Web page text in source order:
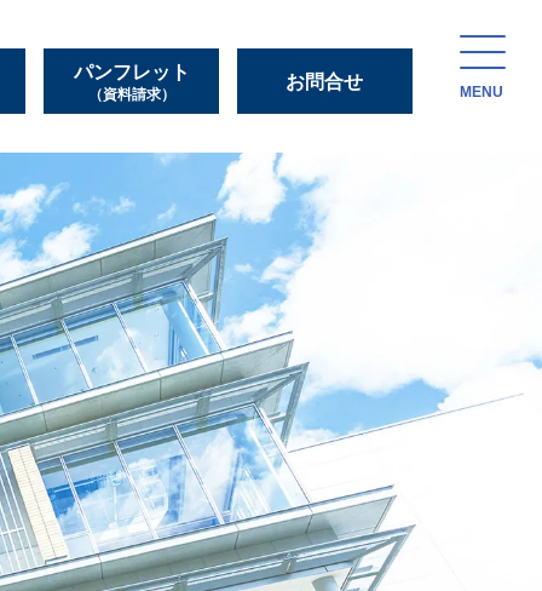
パンフレット
（資料請求）
お問合せ
MENU